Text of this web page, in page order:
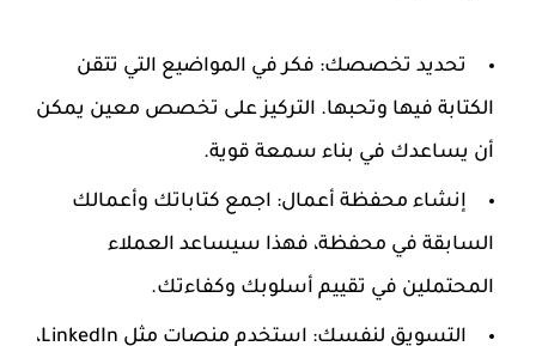
تحديد تخصصك: فكر في المواضيع التي تتقن
الكتابة فيها وتحبها. التركيز على تخصص معين يمكن
أن يساعدك في بناء سمعة قوية.
إنشاء محفظة أعمال: اجمع كتاباتك وأعمالك
السابقة في محفظة، فهذا سيساعد العملاء
المحتملين في تقييم أسلوبك وكفاءتك.
التسويق لنفسك : استخدم منصات مثل LinkedIn،